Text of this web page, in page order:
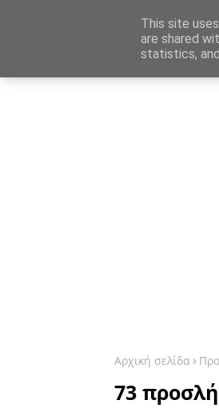
Καταχώρηση
Αρχική σελίδα
73
This site
are shared
statistics,